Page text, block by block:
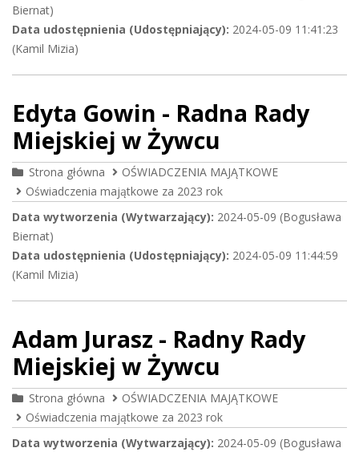
Biernat)
Data udostępnienia (Udostępniający): 2024-05-09 11:41:23
(Kamil Mizia)
Edyta Gowin - Radna Rady
Miejskiej w Żywcu
Strona główna
OŚWIADCZENIA MAJĄTKOWE
Oświadczenia majątkowe za 2023 rok
Data wytworzenia (Wytwarzający): 2024-05-09 (Bogusława
Biernat)
Data udostępnienia (Udostępniający): 2024-05-09 11:44:59
(Kamil Mizia)
Adam Jurasz - Radny Rady
Miejskiej w Żywcu
Strona główna
OŚWIADCZENIA MAJĄTKOWE
Oświadczenia majątkowe za 2023 rok
Data wytworzenia (Wytwarzający): 2024-05-09 (Bogusława